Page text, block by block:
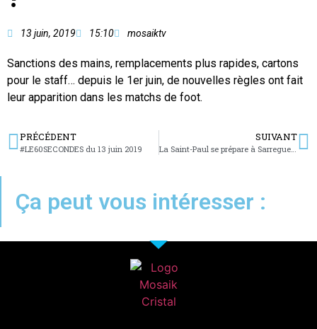
13 juin, 2019 15:10 mosaiktv
Sanctions des mains, remplacements plus rapides, cartons
pour le staff… depuis le 1er juin, de nouvelles règles ont fait
leur apparition dans les matchs de foot.
PRÉCÉDENT
#LE60SECONDES du 13 juin 2019
SUIVANT
La Saint-Paul se prépare à Sarreguemines
Ça peut vous intéresser :